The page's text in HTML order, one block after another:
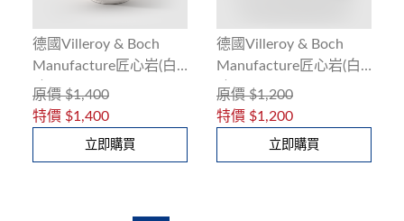
德國Villeroy & Boch
Manufacture匠心岩(白)
碗14cm
原價 $1,400
特價 $1,400
立即購買
德國Villeroy & Boch
Manufacture匠心岩(白)
碗11cm
原價 $1,200
特價 $1,200
立即購買